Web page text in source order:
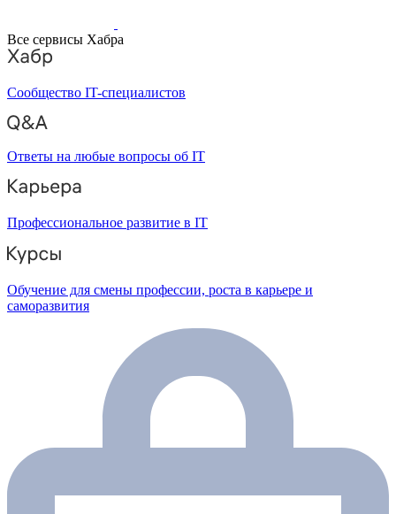
Все сервисы Хабра
Сообщество IT-специалистов
Ответы на любые вопросы об IT
Профессиональное развитие в IT
Обучение для смены профессии, роста в карьере и
саморазвития